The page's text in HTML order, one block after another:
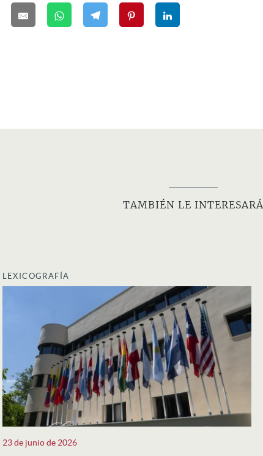
TAMBIÉN LE INTERESARÁ
LEXICOGRAFÍA
23 de junio de 2026